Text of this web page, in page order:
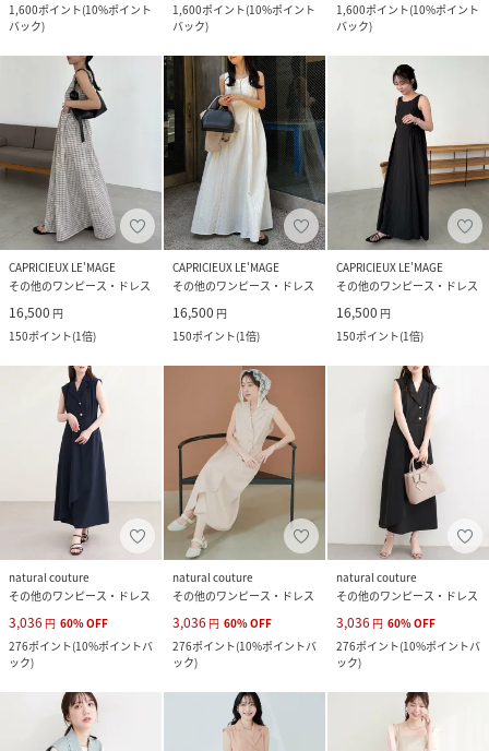
1,600ポイント(10%ポイント
バック)
1,600ポイント(10%ポイント
バック)
1,600ポイント(10%ポイント
バック)
CAPRICIEUX LE'MAGE
その他のワンピース・ドレス
16,500 円
150ポイント(1倍)
CAPRICIEUX LE'MAGE
その他のワンピース・ドレス
16,500 円
150ポイント(1倍)
CAPRICIEUX LE'MAGE
その他のワンピース・ドレス
16,500 円
150ポイント(1倍)
natural couture
その他のワンピース・ドレス
3,036 円 60%OFF
276ポイント(10%ポイントバ
ック)
natural couture
その他のワンピース・ドレス
3,036 円 60%OFF
276ポイント(10%ポイントバ
ック)
natural couture
その他のワンピース・ドレス
3,036 円 60%OFF
276ポイント(10%ポイントバ
ック)